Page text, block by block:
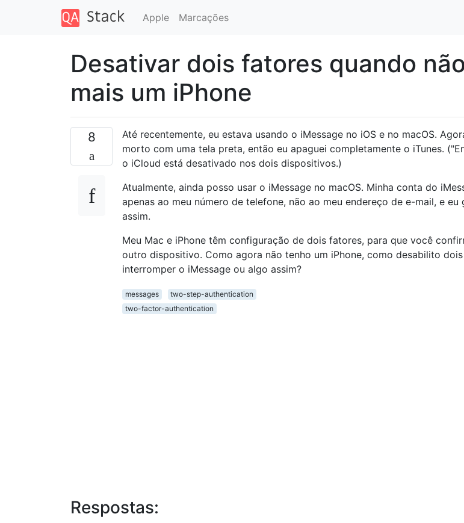
Apple Marcações
Desativar dois fatores quando
mais um iPhone
8
Até recentemente, eu estava usando o iMessage no iOS e no macOS.
morto com uma tela preta, então eu apaguei completamente o iTunes.
o iCloud está desativado nos dois dispositivos.)
Atualmente, ainda posso usar o iMessage no macOS. Minha conta do
apenas ao meu número de telefone, não ao meu endereço de e-mail, e
assim.
Meu Mac e iPhone têm configuração de dois fatores, para que você
outro dispositivo. Como agora não tenho um iPhone, como desabilito
interromper o iMessage ou algo assim?
messages
two-step-authentication
two-factor-authentication
Respostas: